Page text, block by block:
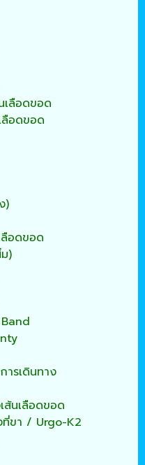
เลือดขอด
ลือดขอด
)
ลือดขอด
)
ารเดินทาง
ส้นเลือดขอด
ที่ขา / Urgo-K2